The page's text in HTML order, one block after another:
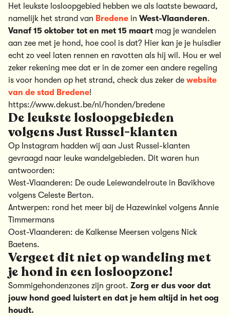
Het leukste losloopgebied hebben we als laatste bewaard,
namelijk het strand van Bredene in West-Vlaanderen.
Vanaf 15 oktober tot en met 15 maart mag je wandelen
aan zee met je hond, hoe cool is dat? Hier kan je je huisdier
echt zo veel laten rennen en ravotten als hij wil. Hou er wel
zeker rekening mee dat er in de zomer een andere regeling
is voor honden op het strand, check dus zeker de website
van de stad Bredene!
https://www.dekust.be/nl/honden/bredene
De leukste losloopgebieden
volgens Just Russel-klanten
Op Instagram hadden wij aan Just Russel-klanten
gevraagd naar leuke wandelgebieden. Dit waren hun
antwoorden:
West-Vlaanderen: De oude Leiewandelroute in Bavikhove
volgens Celeste Berton.
Antwerpen: rond het meer bij de Hazewinkel volgens Annie
Timmermans
Oost-Vlaanderen: de Kalkense Meersen volgens Nick
Baetens.
Vergeet dit niet op wandeling met
je hond in een losloopzone!
Sommigehondenzones zijn groot. Zorg er dus voor dat
jouw hond goed luistert en dat je hem altijd in het oog
houdt.